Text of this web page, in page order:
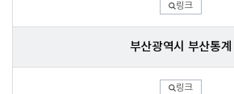
링크
부산광역시 부산통계
링크